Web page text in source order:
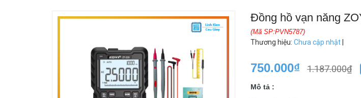
Đồng hồ vạn năng
(Mã SP:PVN5787)
Thương hiệu: Chưa cập nhật
750.000₫ 1.187.000₫
Mô tả :